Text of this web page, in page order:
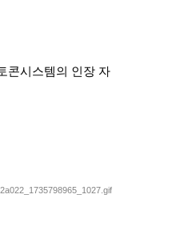
콘시스템의 인장 자